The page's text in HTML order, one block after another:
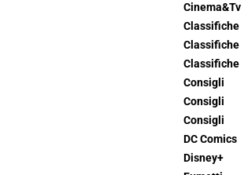
Cinema&Tv
Classifiche
Classifiche
Classifiche
Consigli
Consigli
Consigli
DC Comics
Disney+